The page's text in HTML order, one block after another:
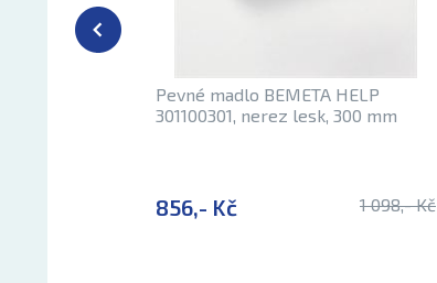
Pevné madlo BEMETA HELP
301100301, nerez lesk, 300 mm
856,- Kč 1 098,- Kč